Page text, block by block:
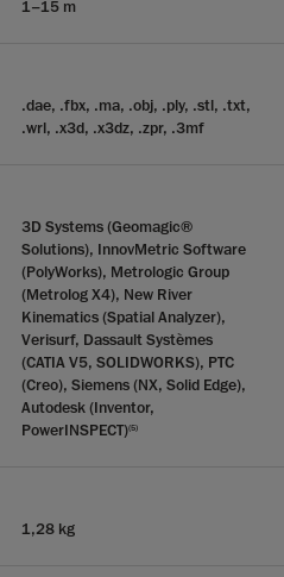
1–15 m
.dae, .fbx, .ma, .obj, .ply, .stl, .txt,
.wrl, .x3d, .x3dz, .zpr, .3mf
3D Systems (Geomagic®
Solutions), InnovMetric Software
(PolyWorks), Metrologic Group
(Metrolog X4), New River
Kinematics (Spatial Analyzer),
Verisurf, Dassault Systèmes
(CATIA V5, SOLIDWORKS), PTC
(Creo), Siemens (NX, Solid Edge),
Autodesk (Inventor,
PowerINSPECT)(5)
1,28 kg